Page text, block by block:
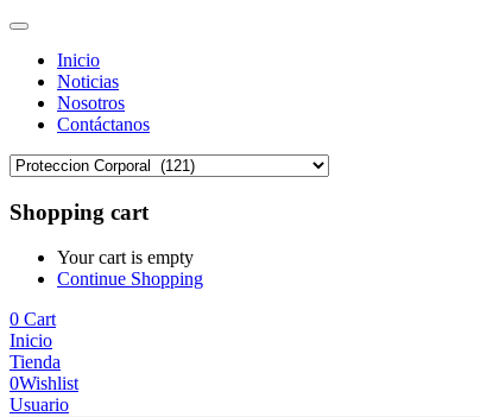
Inicio
Noticias
Nosotros
Contáctanos
Shopping cart
Your cart is empty
Continue Shopping
0 Cart
Inicio
Tienda
0Wishlist
Usuario